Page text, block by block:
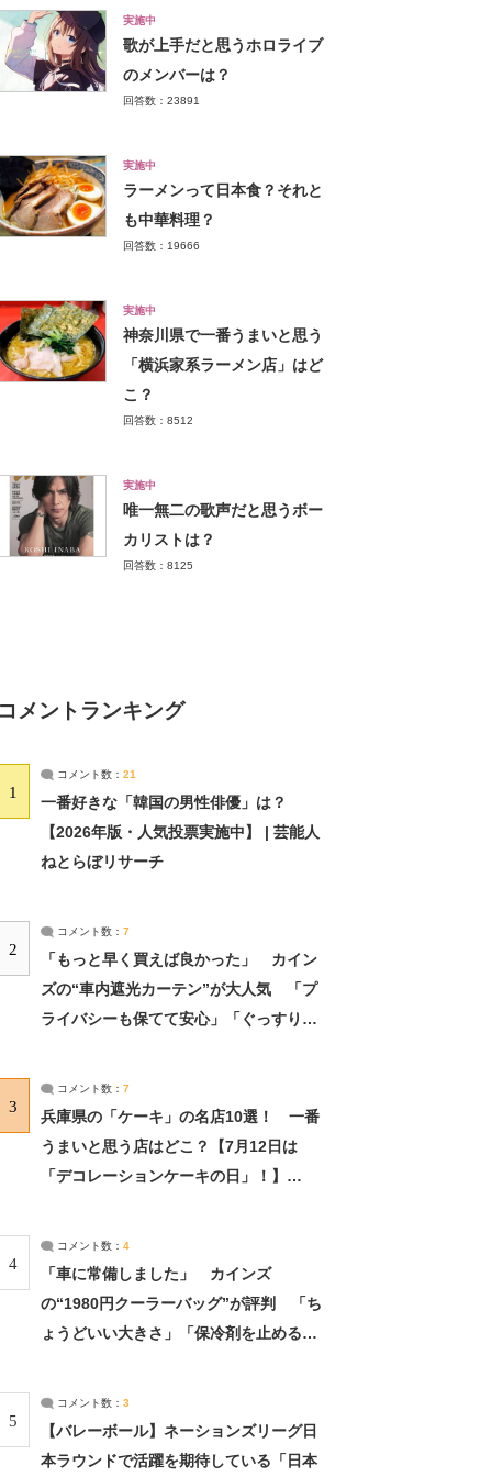
実施中
歌が上手だと思うホロライブ
のメンバーは？
回答数：23891
実施中
ラーメンって日本食？それと
も中華料理？
回答数：19666
実施中
神奈川県で一番うまいと思う
「横浜家系ラーメン店」はど
こ？
回答数：8512
実施中
唯一無二の歌声だと思うボー
カリストは？
回答数：8125
メントランキング
1
コメント数： 21
一番好きな「韓国の男性俳優」は？
【2026年版・人気投票実施中】 | 芸能人
ねとらぼリサーチ
2
コメント数： 7
「もっと早く買えば良かった」 カイン
ズの“車内遮光カーテン”が大人気 「プ
ライバシーも保てて安心」「ぐっすり眠
3
コメント数： 7
兵庫県の「ケーキ」の名店10選！ 一番
うまいと思う店はどこ？【7月12日は
「デコレーションケーキの日」！】
4
コメント数： 4
「車に常備しました」 カインズ
の“1980円クーラーバッグ”が評判 「ち
ょうどいい大きさ」「保冷剤を止めるベ
5
コメント数： 3
【バレーボール】ネーションズリーグ日
本ラウンドで活躍を期待している「日本